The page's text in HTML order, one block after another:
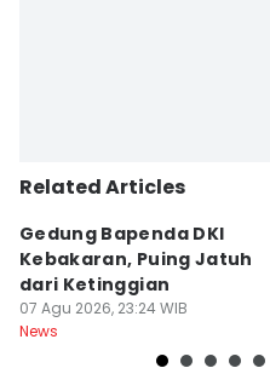
Related Articles
Gedung Bapenda DKI
Kebakaran, Puing Jatuh
dari Ketinggian
07 Agu 2026, 23:24 WIB
News